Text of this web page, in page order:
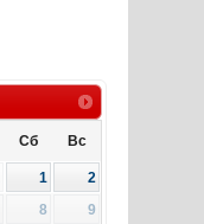
Сб Вс
1
2
8
9